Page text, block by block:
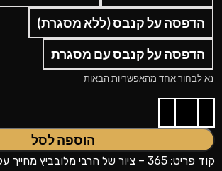
הדפסה על קנבס (ללא מסגרת)
הדפסה על קנבס עם מסגרת
נא לבחור אחד מהאפשריות הבאות
הוספה לסל
קוד פריט: 365 – ציור של הרבי מלובביץ